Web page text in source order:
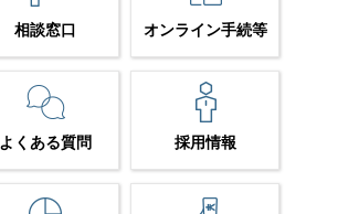
相談窓口 オンライン手続等
よくある質問 採用情報